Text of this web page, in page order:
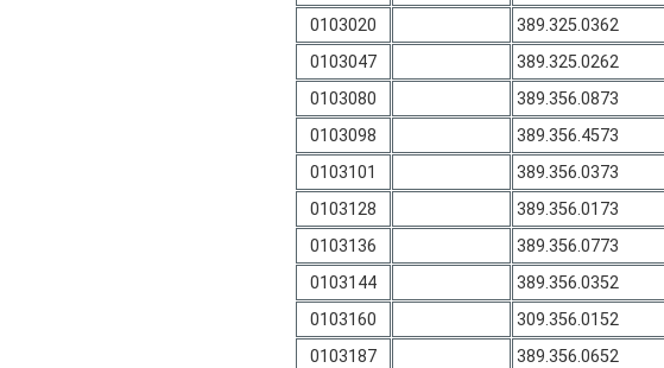
0103020
389.325.0362
0103047
389.325.0262
0103080
389.356.0873
0103098
389.356.4573
0103101
389.356.0373
0103128
389.356.0173
0103136
389.356.0773
0103144
389.356.0352
0103160
309.356.0152
0103187
389.356.0652